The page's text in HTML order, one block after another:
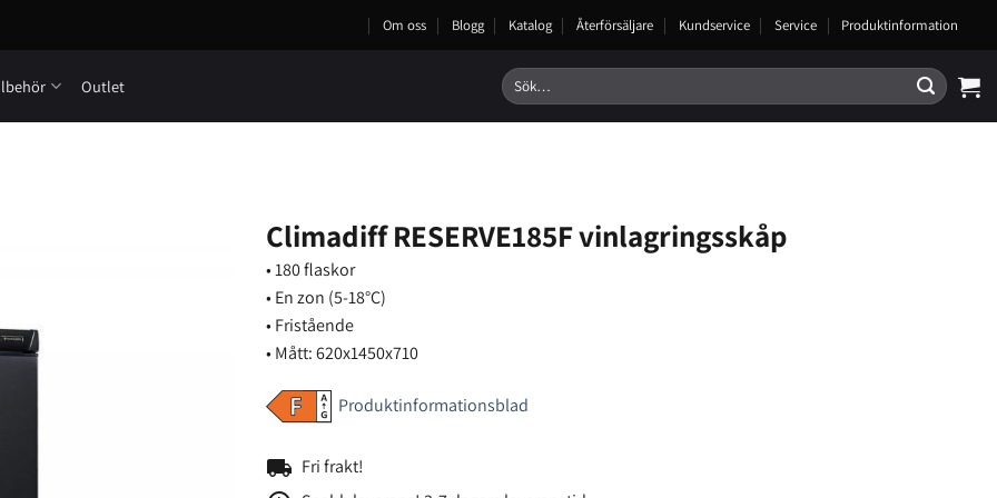
Om oss Blogg Katalog Återförsäljare Kundservice Service Produktinformation
Outlet
Sök
efter:
Climadiff RESERVE185F vinlagringsskåp
• 180 flaskor
• En zon (5-18°C)
• Fristående
• Mått: 620x1450x710
Produktinformationsblad
local_shipping Fri frakt!